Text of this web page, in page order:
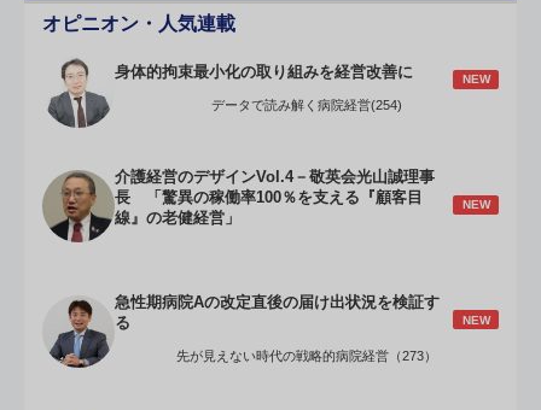
オピニオン・人気連載
身体的拘束最小化の取り組みを経営改善に NEW
データで読み解く病院経営(254)
介護経営のデザインVol.4－敬英会光山誠理事
長 「驚異の稼働率100％を支える『顧客目
線』の老健経営」
NEW
急性期病院Aの改定直後の届け出状況を検証す
る
NEW
先が見えない時代の戦略的病院経営（273）